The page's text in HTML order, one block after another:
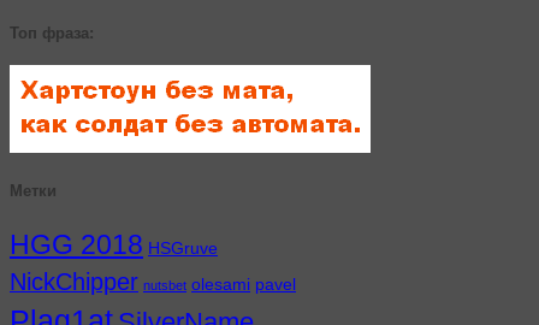
Топ фраза:
Метки
HGG 2018 HSGruve
NickChipper nutsbet olesami pavel